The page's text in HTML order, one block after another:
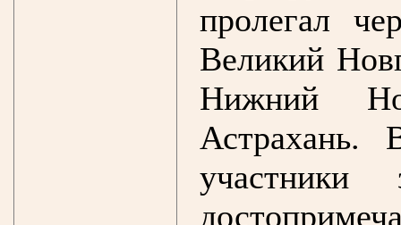
пролегал
Великий
Нижний
Астрахань.
участники